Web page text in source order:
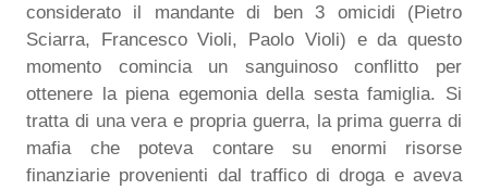
considerato il mandante di ben 3 omicidi (Pietro
Sciarra, Francesco Violi, Paolo Violi) e da questo
momento comincia un sanguinoso conflitto per
ottenere la piena egemonia della sesta famiglia. Si
tratta di una vera e propria guerra, la prima guerra di
mafia che poteva contare su enormi risorse
finanziarie provenienti dal traffico di droga e aveva